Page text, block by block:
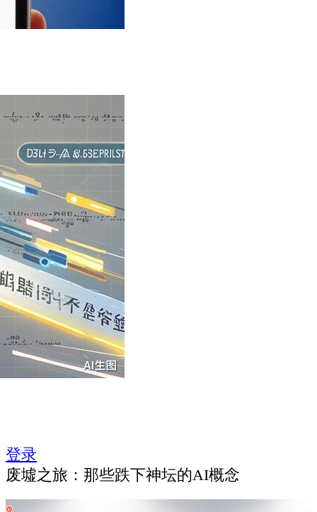
登录
废墟之旅：那些跌下神坛的AI概念